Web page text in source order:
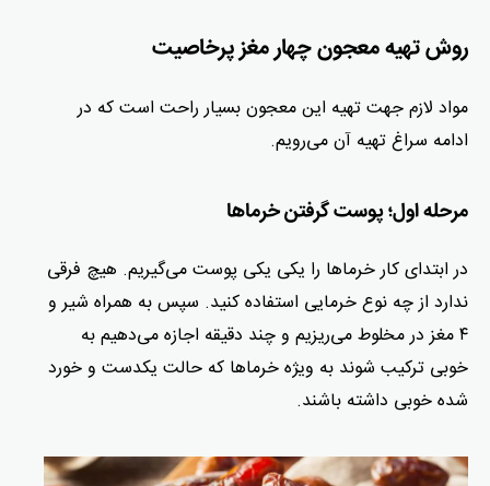
روش تهیه معجون چهار مغز پرخاصیت
مواد لازم جهت تهیه این معجون بسیار راحت است که در
ادامه سراغ تهیه آن می‌رویم.
مرحله اول؛ پوست گرفتن خرماها
در ابتدای کار خرماها را یکی یکی پوست می‌گیریم. هیچ فرقی
ندارد از چه نوع خرمایی استفاده کنید. سپس به همراه شیر و
۴ مغز در مخلوط می‌ریزیم و چند دقیقه اجازه می‌دهیم به
خوبی ترکیب شوند به ویژه خرماها که حالت یکدست و خورد
شده خوبی داشته باشند.